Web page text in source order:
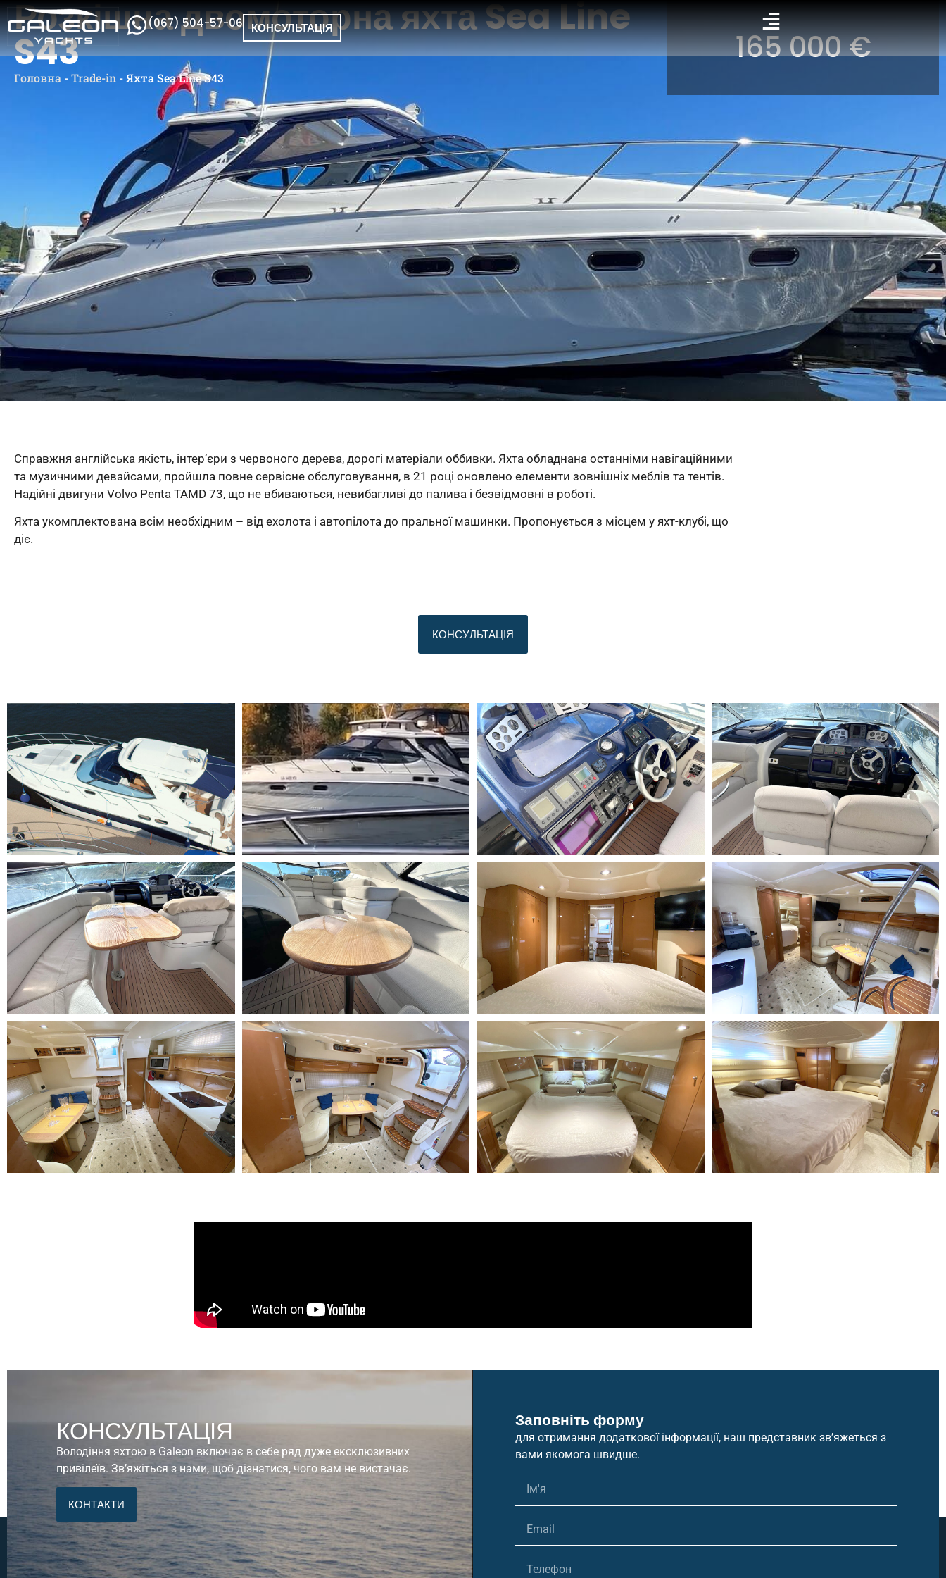
(067) 504-57-06 КОНСУЛЬТАЦІЯ
Розкішна двомоторна яхта Sea Line
S43
Головна -Trade-in -Яхта Sea Line S43
165 000 €
Справжня англійська якість, інтер’єри з червоного дерева, дорогі матеріали оббивки. Яхта обладнана останніми навігаційними
та музичними девайсами, пройшла повне сервісне обслуговування, в 21 році оновлено елементи зовнішніх меблів та тентів.
Надійні двигуни Volvo Penta TAMD 73, що не вбиваються, невибагливі до палива і безвідмовні в роботі.
Яхта укомплектована всім необхідним – від ехолота і автопілота до пральної машинки. Пропонується з місцем у яхт-клубі, що
діє.
КОНСУЛЬТАЦІЯ
КОНСУЛЬТАЦІЯ
Володіння яхтою в Galeon включає в себе ряд дуже ексклюзивних
привілеїв. Зв’яжіться з нами, щоб дізнатися, чого вам не вистачає.
КОНТАКТИ
Заповніть форму
для отримання додаткової інформації, наш представник зв’яжеться з
вами якомога швидше.